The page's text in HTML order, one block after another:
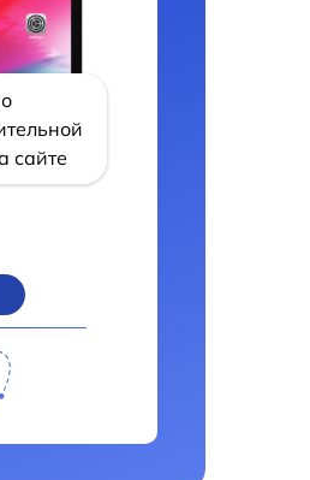
сайте